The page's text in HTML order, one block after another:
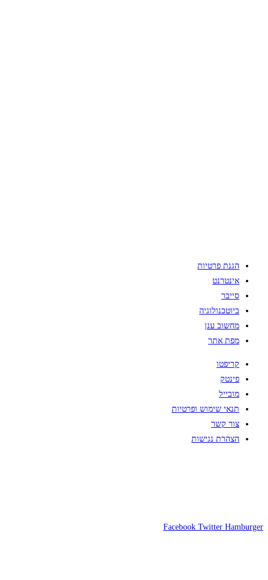
הגנת פרטיות
אינטרנט
סייבר
ביוטכנולוגיה
מחשוב ענן
מפת אתר
קריפטו
פינטק
מובייל
תנאי שימוש ופרטיות
צור קשר
הצהרת נגישות
Facebook Twitter Hamburger